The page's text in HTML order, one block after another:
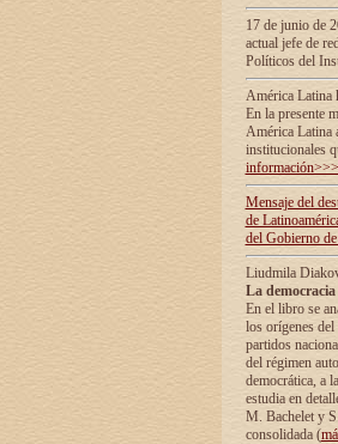
17 de junio de
actual jefe de
Políticos del
América Latina
En la presente
América Latina
institucionales
información>>>
Mensaje del
de
del Gobierno
Liudmila
La
En el libro se
los orígenes
partidos
del régimen
democrática, а
estudia en
М. Bachelet у
consolidada (